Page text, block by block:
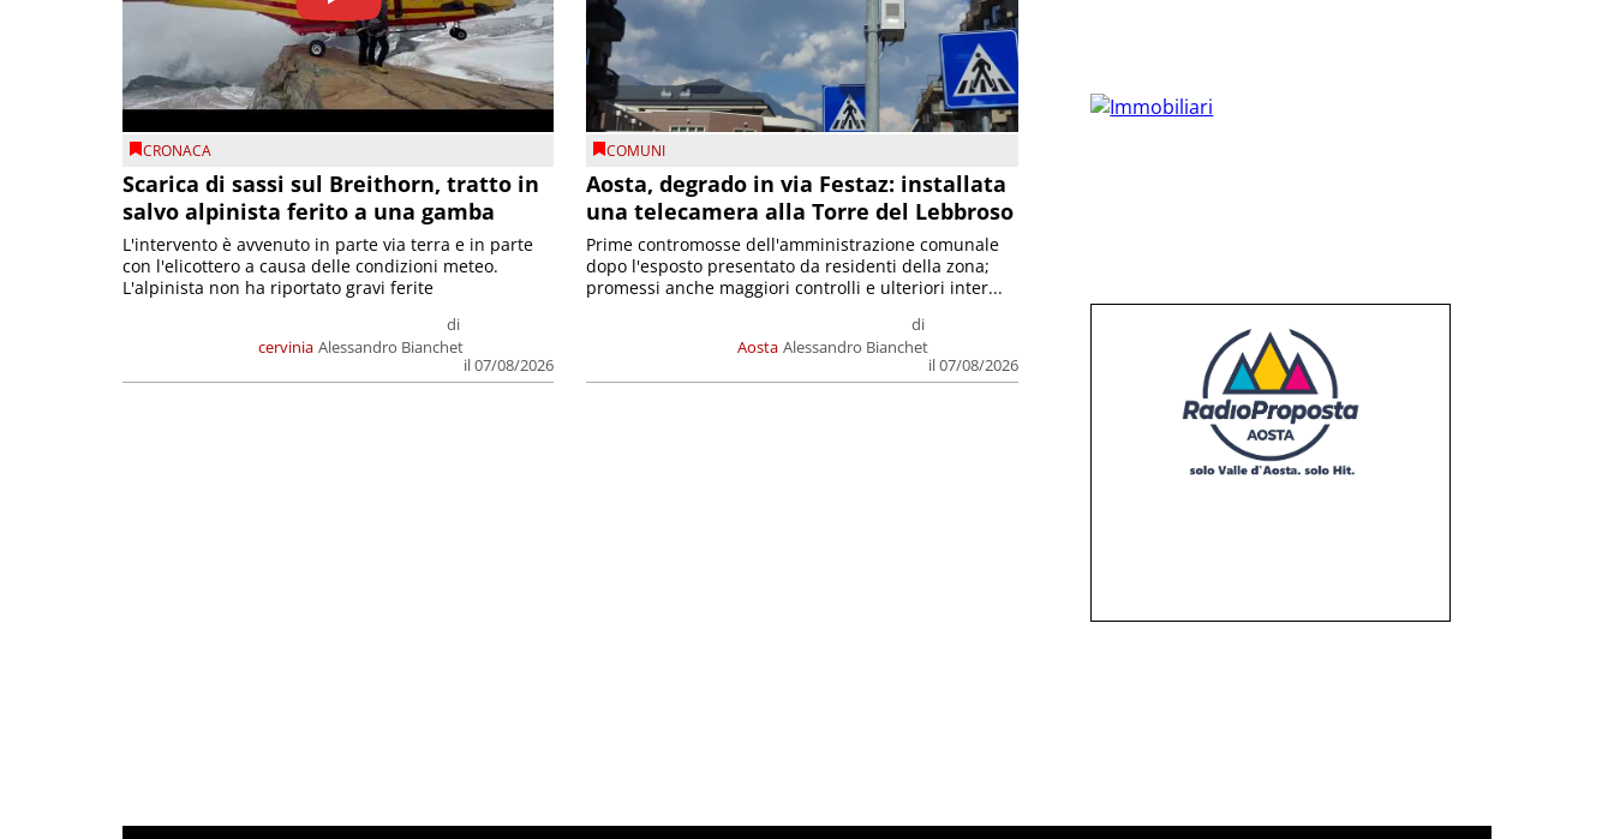
CRONACA
Scarica di sassi sul Breithorn, tratto in
salvo alpinista ferito a una gamba
cervinia
di
Alessandro Bianchet
il 07/08/2026
L'intervento è avvenuto in parte via terra e in parte
con l'elicottero a causa delle condizioni meteo.
L'alpinista non ha riportato gravi ferite
COMUNI
Aosta, degrado in via Festaz: installata
una telecamera alla Torre del Lebbroso
Aosta
di
Alessandro Bianchet
il 07/08/2026
Prime contromosse dell'amministrazione comunale
dopo l'esposto presentato da residenti della zona;
promessi anche maggiori controlli e ulteriori inter...